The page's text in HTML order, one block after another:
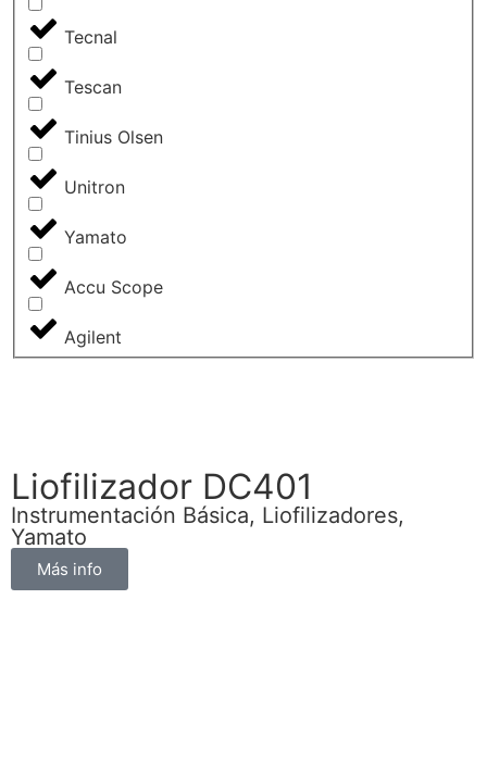
Tecnal
Tescan
Tinius Olsen
Unitron
Yamato
Accu Scope
Agilent
Liofilizador DC401
Instrumentación Básica, Liofilizadores,
Yamato
Más info